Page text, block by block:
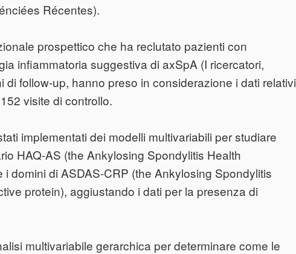
Récentes).
prospettico che ha reclutato pazienti con
infiammatoria suggestiva di axSpA (I ricercatori,
di follow-up, hanno preso in considerazione i dati relativi
visite di controllo.
implementati dei modelli multivariabili per studiare
HAQ-AS (the Ankylosing Spondylitis Health
domini di ASDAS-CRP (the Ankylosing Spondylitis
protein), aggiustando i dati per la presenza di
multivariabile gerarchica per determinare come le